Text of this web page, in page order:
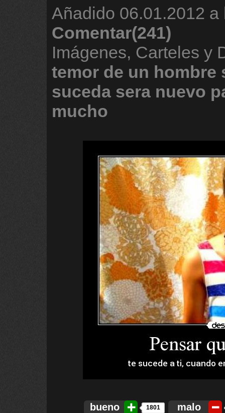
Añadido 06.01.2012 a
Comentar(241)
Imágenes, Carteles y
temor de un hombre
suceda sera nuevo
mucho
bueno 1801 malo